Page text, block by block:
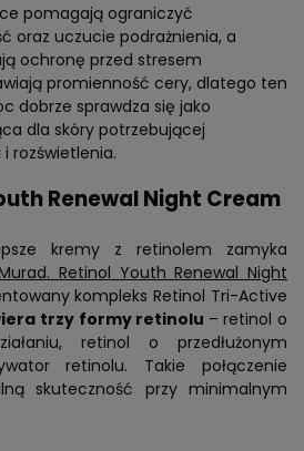
pomagają ograniczyć
oraz uczucie podrażnienia, a
ochronę przed stresem
promienność cery, dlatego ten
dobrze sprawdza się jako
dla skóry potrzebującej
rozświetlenia.
Renewal Night Cream
kremy z retinolem zamyka
Retinol Youth Renewal Night
kompleks Retinol Tri-Active
trzy formy retinolu – retinol o
retinol o przedłużonym
retinolu. Takie połączenie
skuteczność przy minimalnym